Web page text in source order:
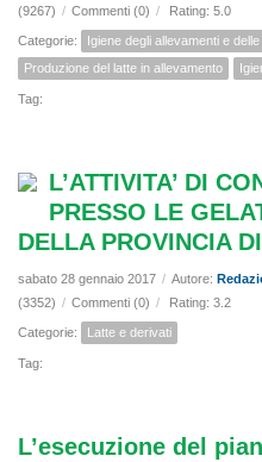
(9267) / Commenti (0) / Rating: 5.0
Categorie:
Igiene degli allevamenti e
Produzione del latte in allevamento
Tag:
L’ATTIVITA’ DI
PRESSO LE
DELLA PROVINCIA
sabato 28 gennaio 2017 / Autore:
(3352) / Commenti (0) / Rating: 3.2
Categorie: Latte e derivati
Tag:
L’esecuzione del